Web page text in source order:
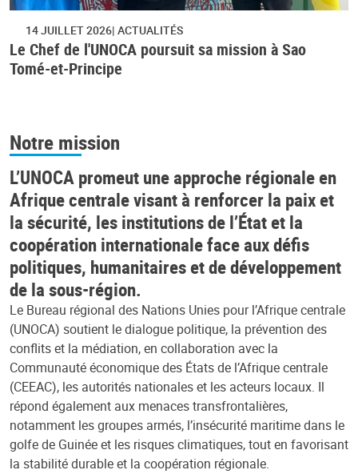
14 JUILLET 2026 ACTUALITÉS
Le Chef de l'UNOCA poursuit sa mission à Sao
Tomé-et-Principe
Notre mission
L’UNOCA promeut une approche régionale en
Afrique centrale visant à renforcer la paix et
la sécurité, les institutions de l’État et la
coopération internationale face aux défis
politiques, humanitaires et de développement
de la sous-région.
Le Bureau régional des Nations Unies pour l’Afrique centrale
(UNOCA) soutient le dialogue politique, la prévention des
conflits et la médiation, en collaboration avec la
Communauté économique des États de l’Afrique centrale
(CEEAC), les autorités nationales et les acteurs locaux. Il
répond également aux menaces transfrontalières,
notamment les groupes armés, l’insécurité maritime dans le
golfe de Guinée et les risques climatiques, tout en favorisant
la stabilité durable et la coopération régionale.